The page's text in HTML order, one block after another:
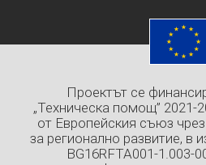
Проектът се
„Техническа помощ” 2021-
от Европейския съюз
за регионално развитие, в
BG16RFTA001-1.003-